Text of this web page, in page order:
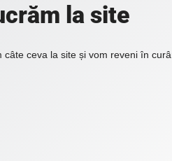
la site
ceva la site și vom reveni în